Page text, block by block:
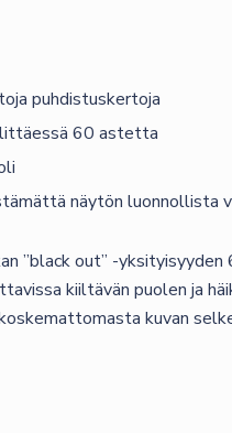
puhdistuskertoja
60 astetta
näytön luonnollista
”black out” -
kiiltävän puolen ja
kuvan